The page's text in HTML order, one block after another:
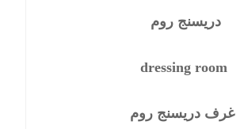
دريسنج روم
dressing room
غرف دريسنج روم